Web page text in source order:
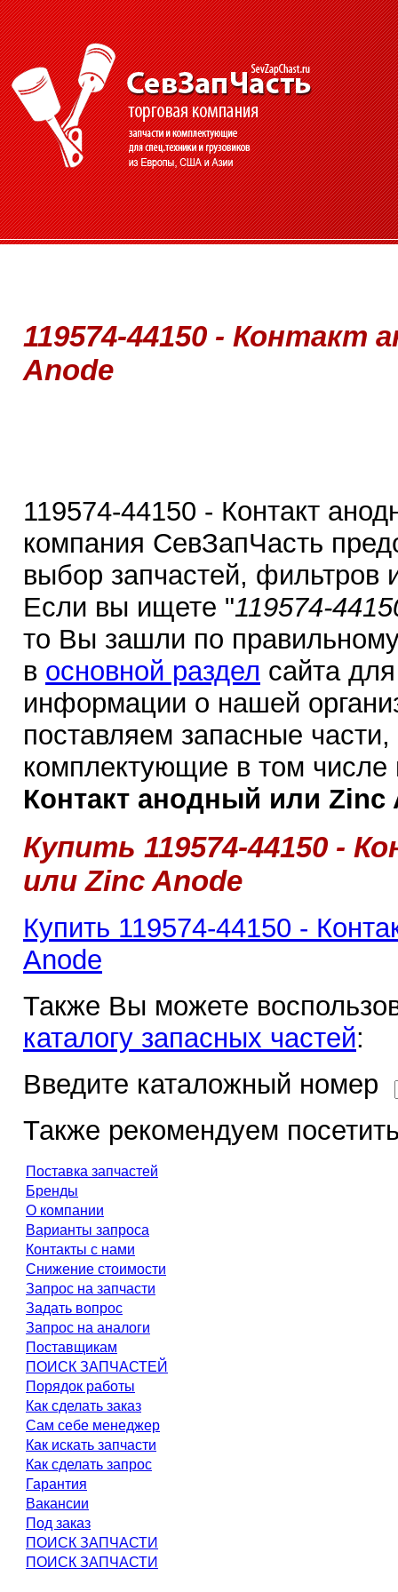
119574-44150 - Контакт
Anode
119574-44150 - Контакт
компания СевЗапЧасть
выбор запчастей, фильтров
Если вы ищете "119574-
то Вы зашли по
в основной раздел сайта
информации о нашей
поставляем запасные
комплектующие в том
Контакт анодный или Zinc
Купить 119574-44150 -
или Zinc Anode
Купить 119574-44150 -
Anode
Также Вы можете
каталогу запасных частей:
Введите каталожный номер
Также рекомендуем
Поставка запчастей
Бренды
О компании
Варианты запроса
Контакты с нами
Снижение стоимости
Запрос на запчасти
Задать вопрос
Запрос на аналоги
Поставщикам
ПОИСК ЗАПЧАСТЕЙ
Порядок работы
Как сделать заказ
Сам себе менеджер
Как искать запчасти
Как сделать запрос
Гарантия
Вакансии
Под заказ
ПОИСК ЗАПЧАСТИ
ПОИСК ЗАПЧАСТИ